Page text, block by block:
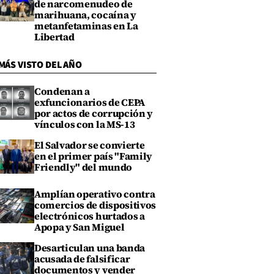
de narcomenudeo de
marihuana, cocaína y
metanfetaminas en La
Libertad
VISTO DEL AÑO
Condenan a
exfuncionarios de CEPA
por actos de corrupción y
vínculos con la MS-13
El Salvador se convierte
en el primer país "Family
Friendly" del mundo
Amplían operativo contra
comercios de dispositivos
electrónicos hurtados a
Apopa y San Miguel
Desarticulan una banda
acusada de falsificar
documentos y vender